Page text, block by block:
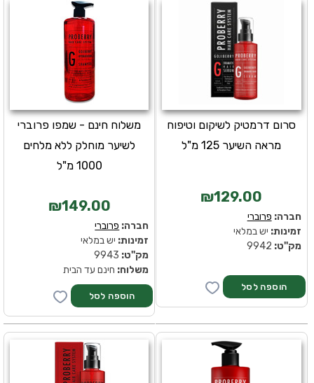
משלוח חינם - שמפו פרוברי
לשיער מוחלק ללא מלחים
1000 מ"ל
₪149.00
חברה: פרוברי
זמינות: יש במלאי
מק''ט:
משלוח: חינם עד הבית
סרום דרמטיק לשיקום וטיפוח
מראה השיער 125 מ"ל
₪129.00
חברה: פרוברי
זמינות: יש במלאי
מק''ט: